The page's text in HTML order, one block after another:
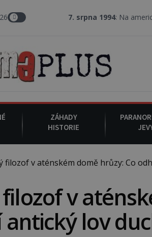
7. srpna 1994: Na americké
ZÁHADY
HISTORIE
filozof v aténském domě hrůzy: Co
filozof v
lov